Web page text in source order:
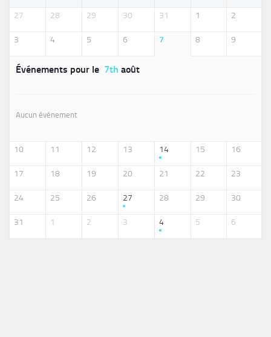
27 28 29 30 31 1 2
3 4 5 6 7 8 9
Événements pour le 7th août
Aucun événement
10 11 12 13 14 15 16
17 18 19 20 21 22 23
24 25 26 27 28 29 30
31 1 2 3 4 5 6